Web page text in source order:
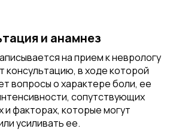
и анамнез
на прием к неврологу
консультацию, в ходе которой
вопросы о характере боли, ее
сопутствующих
и факторах, которые могут
усиливать ее.